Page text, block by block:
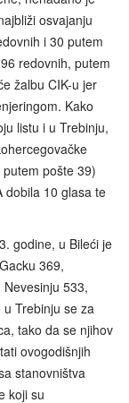
osvajanju
i 30 putem
redovnih, putem
žalbu CIK-u jer
Kako
listu i u Trebinju,
pošte 39)
dobila 10 glasa te
godine, u Bileći je
369,
533,
Trebinju se za
tako da se njihov
ovogodišnjih
stanovništva
koji su